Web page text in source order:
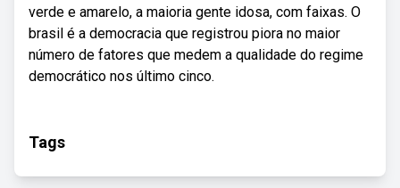
verde e amarelo, a maioria gente idosa, com faixas. O
brasil é a democracia que registrou piora no maior
número de fatores que medem a qualidade do regime
democrático nos último cinco.
Tags